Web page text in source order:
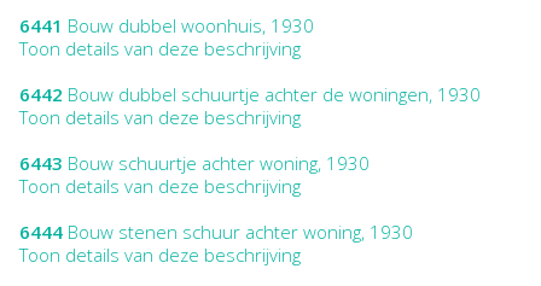
6441 Bouw dubbel woonhuis, 1930
Toon details van deze beschrijving
6442 Bouw dubbel schuurtje achter de woningen, 1930
Toon details van deze beschrijving
6443 Bouw schuurtje achter woning, 1930
Toon details van deze beschrijving
6444 Bouw stenen schuur achter woning, 1930
Toon details van deze beschrijving